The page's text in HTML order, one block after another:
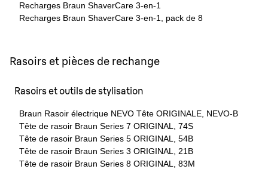
Recharges Braun ShaverCare 3-en-1
Recharges Braun ShaverCare 3-en-1, pack de 8
Rasoirs et pièces de rechange
Rasoirs et outils de stylisation
Braun Rasoir électrique NEVO Tête ORIGINALE, NEVO-B
Tête de rasoir Braun Series 7 ORIGINAL, 74S
Tête de rasoir Braun Series 5 ORIGINAL, 54B
Tête de rasoir Braun Series 3 ORIGINAL, 21B
Tête de rasoir Braun Series 8 ORIGINAL, 83M